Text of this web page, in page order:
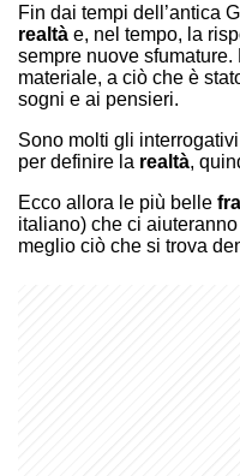
Fin dai tempi dell’antica
realtà e, nel tempo, la
sempre nuove
materiale, a ciò che è
sogni e ai pensieri.
Sono molti gli
per definire la realtà,
Ecco allora le più belle
italiano) che ci
meglio ciò che si trova